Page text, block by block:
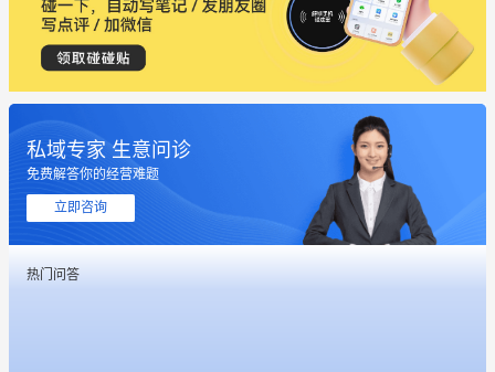
私域专家 生意问诊
免费解答你的经营难题
立即咨询
热门问答
这个营销策划案例推荐大家看一下